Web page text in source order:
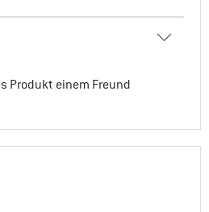
Produkt einem Freund